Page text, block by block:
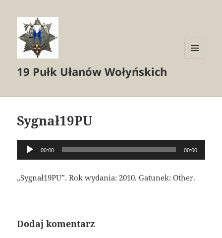
19 Pułk Ułanów Wołyńskich
Sygnał19PU
Odtwarzacz
plików
00:00 00:00
„Sygnał19PU”. Rok wydania: 2010. Gatunek: Other.
Dodaj komentarz